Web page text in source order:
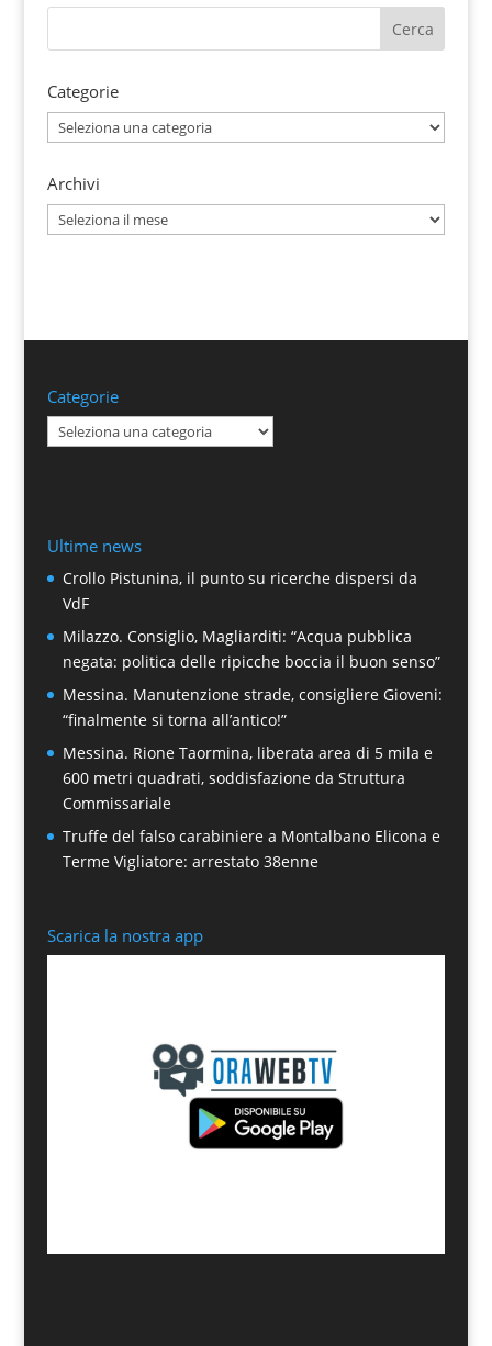
Categorie
Categorie
Archivi
Archivi
Categorie
Categorie
Ultime news
Crollo Pistunina, il punto su ricerche dispersi da
VdF
Milazzo. Consiglio, Magliarditi: “Acqua pubblica
negata: politica delle ripicche boccia il buon senso”
Messina. Manutenzione strade, consigliere Gioveni:
“finalmente si torna all’antico!”
Messina. Rione Taormina, liberata area di 5 mila e
600 metri quadrati, soddisfazione da Struttura
Commissariale
Truffe del falso carabiniere a Montalbano Elicona e
Terme Vigliatore: arrestato 38enne
Scarica la nostra app